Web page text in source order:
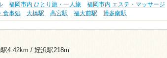
福岡市内 ひとり旅・一人旅
福岡市内 エステ・マッサージ
食事処
大橋駅 高宮駅 福大前駅 博多南駅
4.42km / 姪浜駅218m